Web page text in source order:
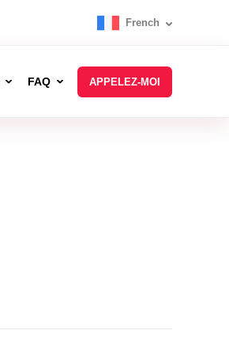
French
FAQ APPELEZ-MOI